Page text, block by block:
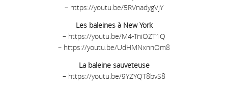
– https://youtu.be/5RVnadygVjY
Les baleines à New York
– https://youtu.be/M4-TniOZT1Q
– https://youtu.be/UdHMNxnnOm8
La baleine sauveteuse
– https://youtu.be/9YZYQT8bvS8